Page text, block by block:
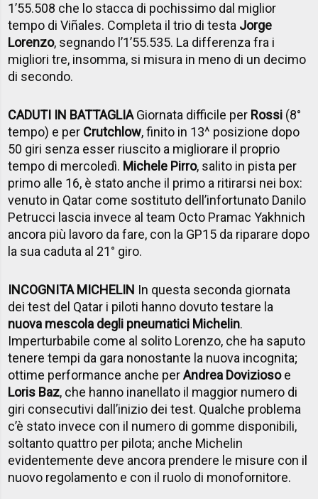
1’55.508 che lo stacca di pochissimo dal miglior
tempo di Viñales. Completa il trio di testa Jorge
Lorenzo, segnando l’1’55.535. La differenza fra i
migliori tre, insomma, si misura in meno di un decimo
di secondo.
CADUTI IN BATTAGLIAGiornata difficile per Rossi (8°
tempo) e per Crutchlow, finito in 13^ posizione dopo
50 giri senza esser riuscito a migliorare il proprio
tempo di mercoledì. Michele Pirro, salito in pista per
primo alle 16, è stato anche il primo a ritirarsi nei box:
venuto in Qatar come sostituto dell’infortunato Danilo
Petrucci lascia invece al team Octo Pramac Yakhnich
ancora più lavoro da fare, con la GP15 da riparare dopo
la sua caduta al 21° giro.
INCOGNITA MICHELIN In questa seconda giornata
dei test del Qatar i piloti hanno dovuto testare la
nuova mescola degli pneumatici Michelin.
Imperturbabile come al solito Lorenzo, che ha saputo
tenere tempi da gara nonostante la nuova incognita;
ottime performance anche perAndrea Doviziosoe
Loris Baz, che hanno inanellato il maggior numero di
giri consecutivi dall’inizio dei test. Qualche problema
c’è stato invece con il numero di gomme disponibili,
soltanto quattro per pilota; anche Michelin
evidentemente deve ancora prendere le misure con il
nuovo regolamento e con il ruolo di monofornitore.